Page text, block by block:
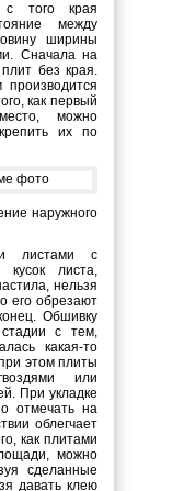
с того края
между
ширины
Сначала на
без края.
производится
как первый
можно
их по
наружного
листами с
кусок листа,
нельзя
его обрезают
Обшивку
с тем,
какая-то
этом плиты
или
При укладке
отмечать на
облегчает
как плитами
можно
сделанные
давать клею